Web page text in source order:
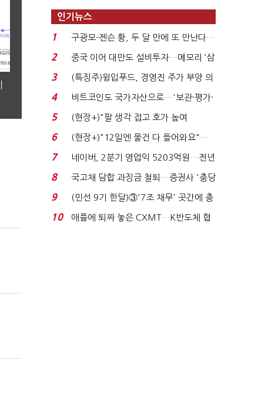
인기뉴스
1
구광모-젠슨 황, 두 달 만에 또 만난다…
로봇·AI 등 논...
2
중국 이어 대만도 설비투자…메모리 ‘삼
국전쟁’
3
(특징주)윙입푸드, 경영진 주가 부양 의
지에 상한가...
4
비트코인도 국가자산으로…'보관·평가·
처분' 기준은 ...
5
(현장+)"팔 생각 접고 호가 높여
요"…'덜 똘똘한 한 채' 20...
6
(현장+)"12일엔 물건 다 들어와요"…
빈 매대 채우며 문 연 ...
7
네이버, 2분기 영업익 5203억원…전년
비 0.2% 감소...
8
국고채 담합 과징금 철퇴…증권사 '충당
금 폭탄' 우려...
9
(민선 9기 한달)③'7조 채무' 곳간에 충
격…추미애, 20년...
10
애플에 퇴짜 놓은 CXMT…K반도체 협